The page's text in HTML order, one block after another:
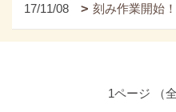
17/11/08 刻み作業開始！
1ページ （